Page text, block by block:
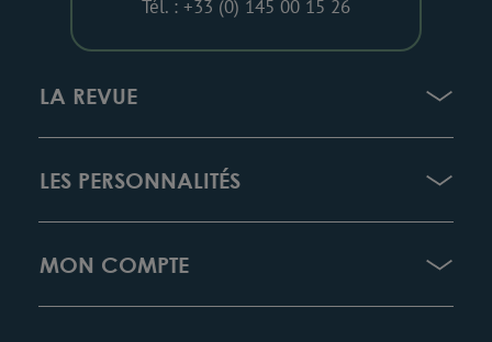
Tél. : +33 (0) 145 00 15 26
LA REVUE
LES PERSONNALITÉS
MON COMPTE